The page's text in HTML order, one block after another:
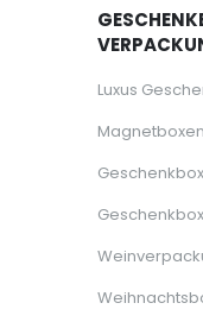
Luxus
Magnetboxen